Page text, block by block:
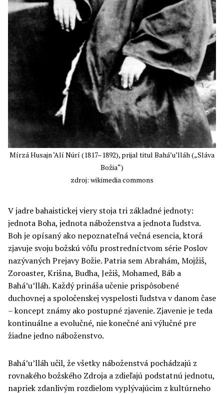
Mírzá Husajn ‘Alí Núrí (1817–1892), prijal titul Bahá’u’lláh („Sláva
Božia“)
zdroj: wikimedia commons
V jadre bahaistickej viery stoja tri základné jednoty:
jednota Boha, jednota náboženstva a jednota ľudstva.
Boh je opísaný ako nepoznateľná večná esencia, ktorá
zjavuje svoju božskú vôľu prostredníctvom série Poslov
nazývaných Prejavy Božie. Patria sem Abrahám, Mojžiš,
Zoroaster, Krišna, Budha, Ježiš, Mohamed, Báb a
Bahá’u’lláh. Každý prináša učenie prispôsobené
duchovnej a spoločenskej vyspelosti ľudstva v danom čase
– koncept známy ako postupné zjavenie. Zjavenie je teda
kontinuálne a evolučné, nie konečné ani výlučné pre
žiadne jedno náboženstvo.
Bahá’u’lláh učil, že všetky náboženstvá pochádzajú z
rovnakého božského Zdroja a zdieľajú podstatnú jednotu,
napriek zdanlivým rozdielom vyplývajúcim z kultúrneho